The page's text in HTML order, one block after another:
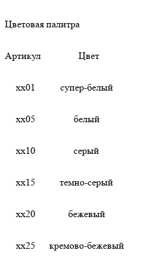
Цветовая палитра
Артикул Цвет
хх01 супер-белый
хх05 белый
хх10 серый
хх15 темно-серый
хх20 бежевый
хх25 кремово-бежевый